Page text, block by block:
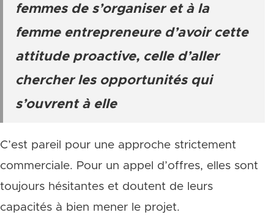
femmes de s’organiser et à la
femme entrepreneure d’avoir cette
attitude proactive, celle d’aller
chercher les opportunités qui
s’ouvrent à elle
C’est pareil pour une approche strictement
commerciale. Pour un appel d’offres, elles sont
toujours hésitantes et doutent de leurs
capacités à bien mener le projet.